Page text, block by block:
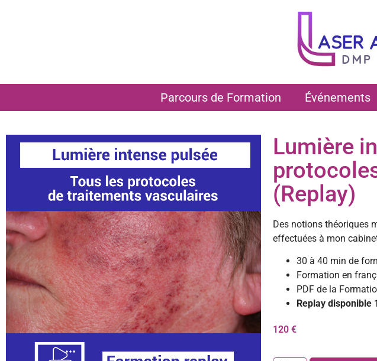
Parcours de Formation Événements
Lumière
(Replay)
Des notions théoriques
effectuées à mon
30 à 40 min de
Formation en
PDF de la
Replay disponible
120€